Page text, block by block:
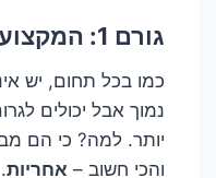
גורם 1: המקצוען שהזמנתם. מי הגיע לפתוח לכם את הדוד?
כמו בכל תחום, יש
נמוך אבל יכולים
יותר. למה? כי הם
והכי חשוב – אחריות